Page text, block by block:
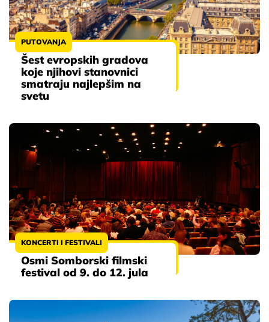
PUTOVANJA
Šest evropskih gradova
koje njihovi stanovnici
smatraju najlepšim na
svetu
KONCERTI I FESTIVALI
Osmi Somborski filmski
festival od 9. do 12. jula